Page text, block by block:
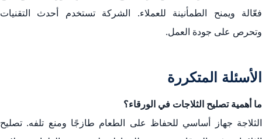
فعّالة ويمنح الطمأنينة للعملاء. الشركة تستخدم أحدث التقنيات
وتحرص على جودة العمل.
الأسئلة المتكررة
ما أهمية تصليح الثلاجات في الورقاء؟
الثلاجة جهاز أساسي للحفاظ على الطعام طازجًا ومنع تلفه. تصليح